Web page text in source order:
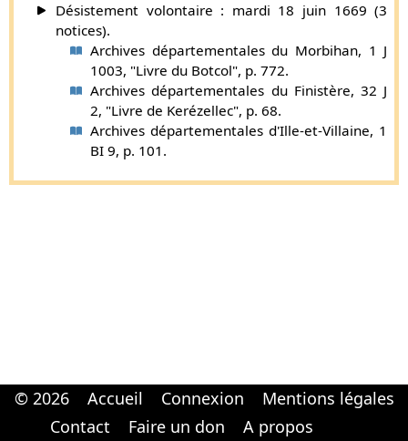
Désistement volontaire : mardi 18 juin 1669 (3
notices).
Archives départementales du Morbihan, 1 J
1003, "Livre du Botcol", p. 772.
Archives départementales du Finistère, 32 J
2, "Livre de Kerézellec", p. 68.
Archives départementales d'Ille-et-Villaine, 1
BI 9, p. 101.
© 2026 Accueil Connexion
Mentions légales
Contact
Faire un don A propos